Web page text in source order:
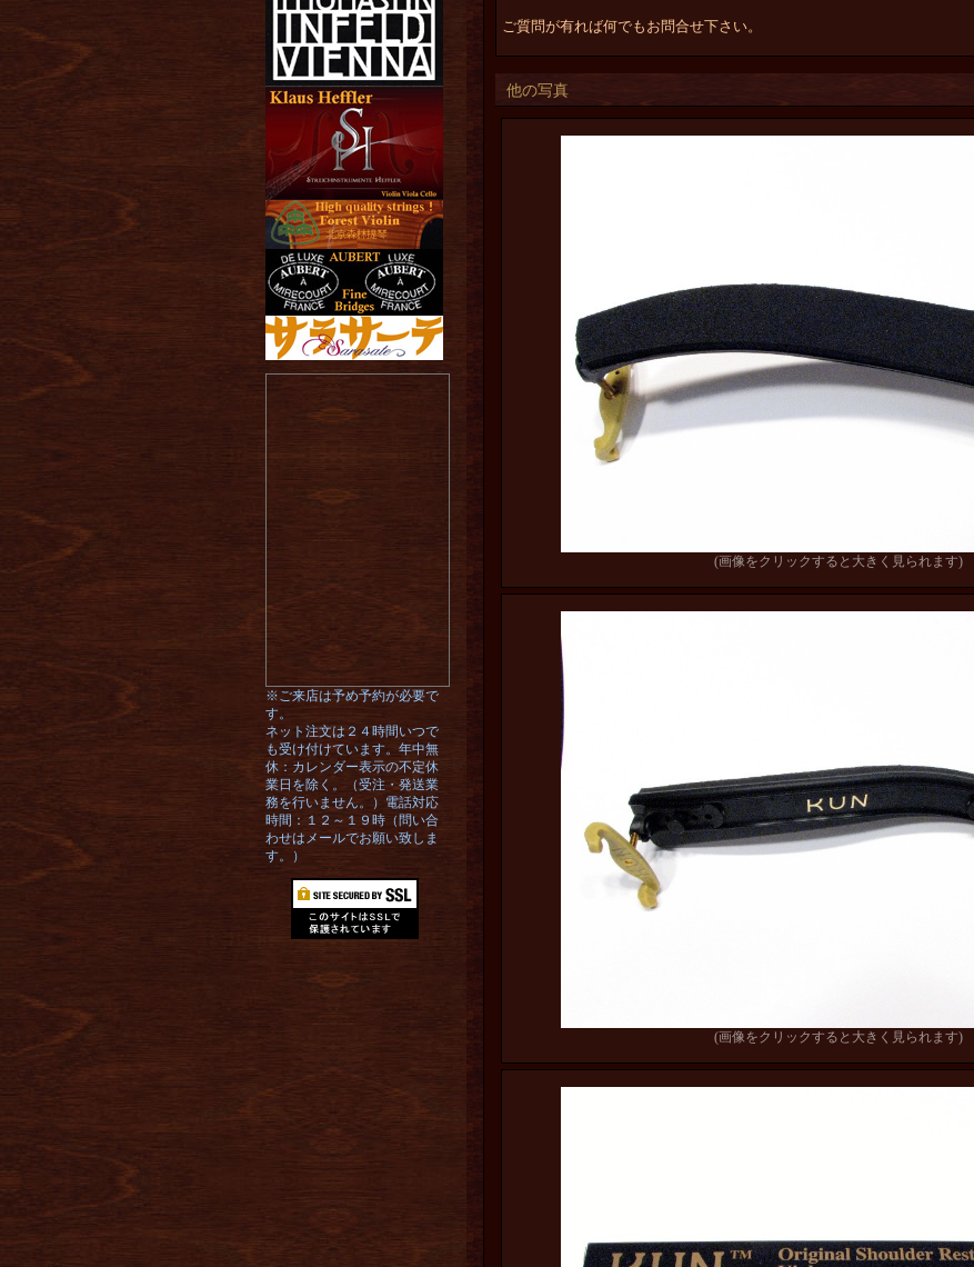
※ご来店は予め予約が必要で
す。
ネット注文は２４時間いつで
も受け付けています。年中無
休：カレンダー表示の不定休
業日を除く。（受注・発送業
務を行いません。）電話対応
時間：１２～１９時（問い合
わせはメールでお願い致しま
す。）
ご質問が有れば何でもお問合せ下さい。
他の写真
(画像をクリックすると大きく見られます)
(画像をクリックすると大きく見られます)